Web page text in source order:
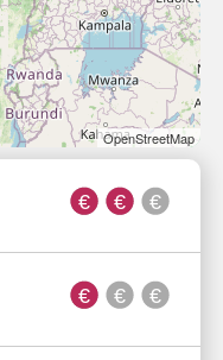
OpenStreetMap